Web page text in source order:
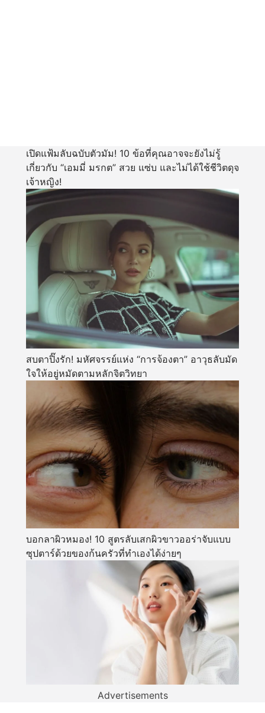
เปิดแฟ้มลับฉบับตัวมัม! 10 ข้อที่คุณอาจจะยังไม่รู้
เกี่ยวกับ “เอมมี่ มรกต” สวย แซ่บ และไม่ได้ใช้ชีวิตดุจ
เจ้าหญิง!
สบตาปิ๊งรัก! มหัศจรรย์แห่ง “การจ้องตา” อาวุธลับมัด
ใจให้อยู่หมัดตามหลักจิตวิทยา
บอกลาผิวหมอง! 10 สูตรลับเสกผิวขาวออร่าจับแบบ
ซุปตาร์ด้วยของก้นครัวที่ทำเองได้ง่ายๆ
Advertisements